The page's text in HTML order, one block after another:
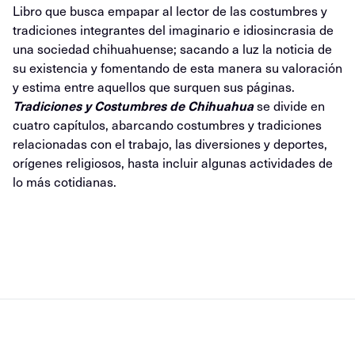
Libro que busca empapar al lector de las costumbres y
tradiciones integrantes del imaginario e idiosincrasia de
una sociedad chihuahuense; sacando a luz la noticia de
su existencia y fomentando de esta manera su valoración
y estima entre aquellos que surquen sus páginas.
Tradiciones y Costumbres de Chihuahuase divide en
cuatro capítulos, abarcando costumbres y tradiciones
relacionadas con el trabajo, las diversiones y deportes,
orígenes religiosos, hasta incluir algunas actividades de
lo más cotidianas.